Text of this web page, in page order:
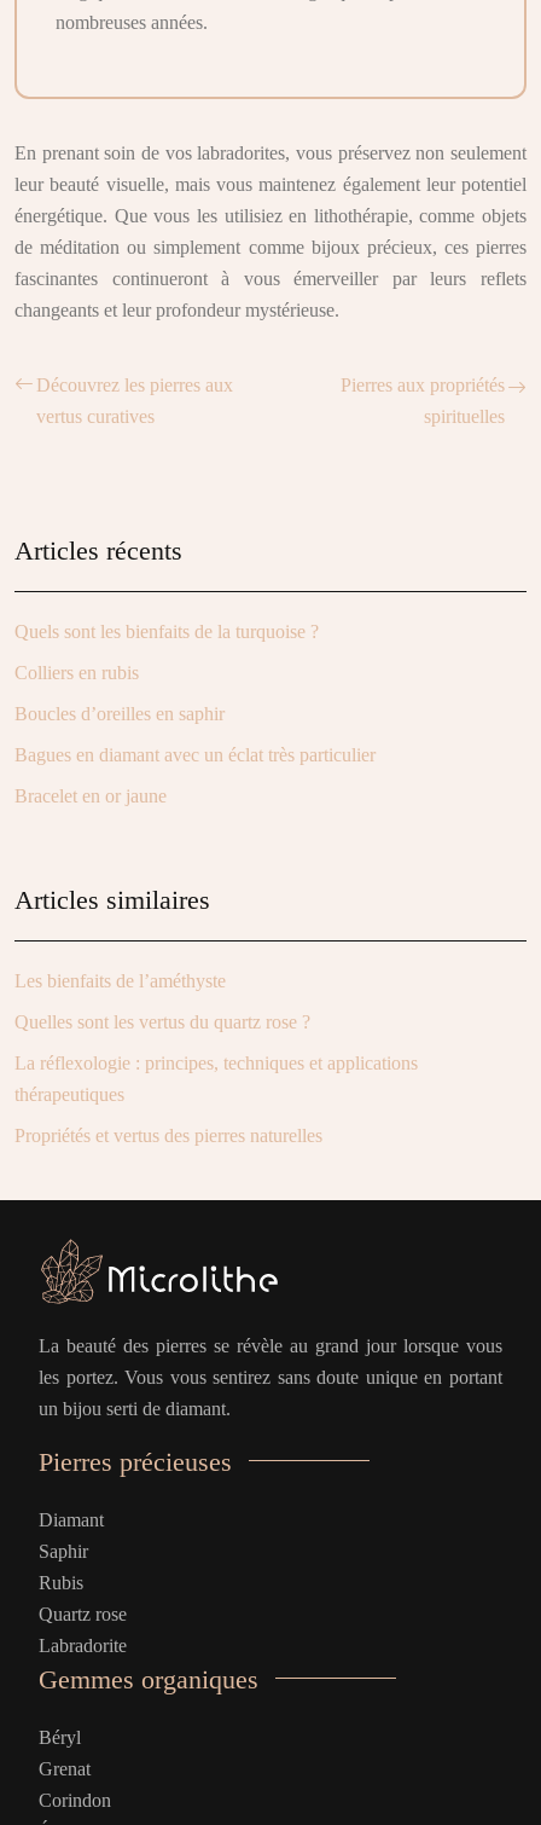
nombreuses années.
En prenant soin de vos labradorites, vous préservez non seulement
leur beauté visuelle, mais vous maintenez également leur potentiel
énergétique. Que vous les utilisiez en lithothérapie, comme objets
de méditation ou simplement comme bijoux précieux, ces pierres
fascinantes continueront à vous émerveiller par leurs reflets
changeants et leur profondeur mystérieuse.
Découvrez les pierres aux
vertus curatives
Pierres aux propriétés
spirituelles
Articles récents
Quels sont les bienfaits de la turquoise ?
Colliers en rubis
Boucles d’oreilles en saphir
Bagues en diamant avec un éclat très particulier
Bracelet en or jaune
Articles similaires
Les bienfaits de l’améthyste
Quelles sont les vertus du quartz rose ?
La réflexologie : principes, techniques et applications
thérapeutiques
Propriétés et vertus des pierres naturelles
La beauté des pierres se révèle au grand jour lorsque vous
les portez. Vous vous sentirez sans doute unique en portant
un bijou serti de diamant.
Pierres précieuses
Diamant
Saphir
Rubis
Quartz rose
Labradorite
Gemmes organiques
Béryl
Grenat
Corindon